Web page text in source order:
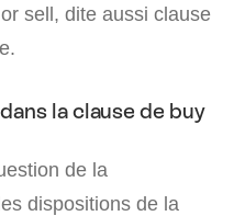
sell, dite aussi clause
la clause de buy
de la
dispositions de la